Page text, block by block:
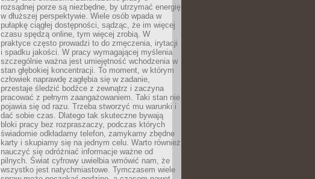
rozsądnej porze są niezbędne, by utrzymać energię
w dłuższej perspektywie. Wiele osób wpada w
pułapkę ciągłej dostępności, sądząc, że im więcej
czasu spędzą online, tym więcej zrobią. W
praktyce często prowadzi to do zmęczenia, irytacji
i spadku jakości. W pracy wymagającej myślenia
szczególnie ważna jest umiejętność wchodzenia w
stan głębokiej koncentracji. To moment, w którym
człowiek naprawdę zagłębia się w zadanie,
przestaje śledzić bodźce z zewnątrz i zaczyna
pracować z pełnym zaangażowaniem. Taki stan nie
pojawia się od razu. Trzeba stworzyć mu warunki i
dać sobie czas. Dlatego tak skuteczne bywają
bloki pracy bez rozpraszaczy, podczas których
świadomie odkładamy telefon, zamykamy zbędne
karty i skupiamy się na jednym celu. Warto również
nauczyć się odróżniać informacje ważne od
pilnych. Świat cyfrowy uwielbia wmówić nam, że
wszystko jest natychmiastowe. Tymczasem wiele